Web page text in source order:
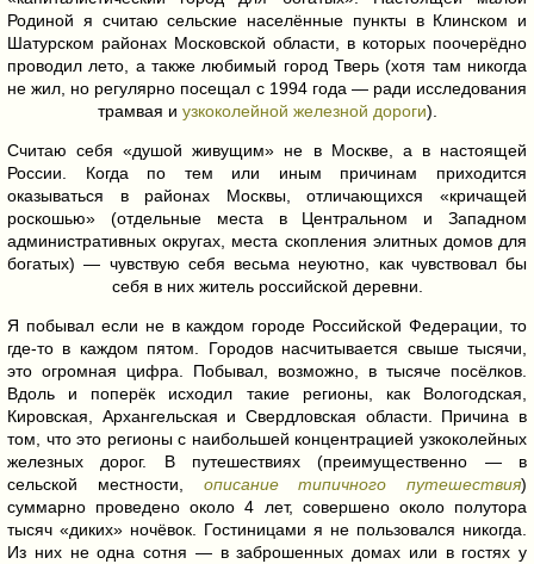
Родиной я считаю сельские населённые пункты в Клинском и
Шатурском районах Московской области, в которых поочерёдно
проводил лето, а также любимый город Тверь (хотя там никогда
не жил, но регулярно посещал с 1994 года — ради исследования
трамвая и узкоколейной железной дороги).
Считаю себя «душой живущим» не в Москве, а в настоящей
России. Когда по тем или иным причинам приходится
оказываться в районах Москвы, отличающихся «кричащей
роскошью» (отдельные места в Центральном и Западном
административных округах, места скопления элитных домов для
богатых) — чувствую себя весьма неуютно, как чувствовал бы
себя в них житель российской деревни.
Я побывал если не в каждом городе Российской Федерации, то
где-то в каждом пятом. Городов насчитывается свыше тысячи,
это огромная цифра. Побывал, возможно, в тысяче посёлков.
Вдоль и поперёк исходил такие регионы, как Вологодская,
Кировская, Архангельская и Свердловская области. Причина в
том, что это регионы с наибольшей концентрацией узкоколейных
железных дорог. В путешествиях (преимущественно — в
сельской местности, описание типичного путешествия)
суммарно проведено около 4 лет, совершено около полутора
тысяч «диких» ночёвок. Гостиницами я не пользовался никогда.
Из них не одна сотня — в заброшенных домах или в гостях у